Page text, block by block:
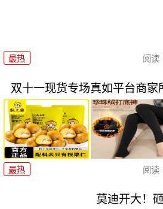
最热 阅读
双十一现货专场真如平台商家
最热 阅读
莫迪开大！